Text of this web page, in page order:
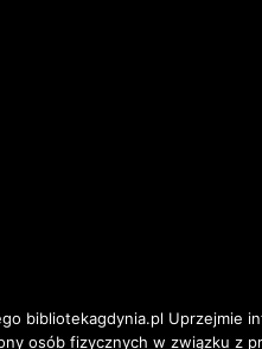
bibliotekagdynia.pl Uprzejmie
osób fizycznych w związku